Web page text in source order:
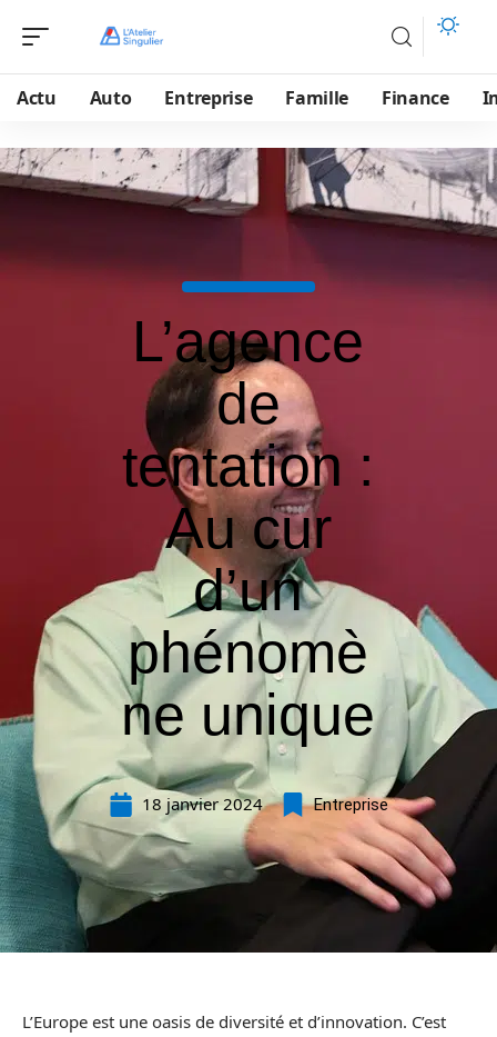
Actu Auto Entreprise Famille Finance
L’agence
de
tentation :
Au cur
d’un
phénomè
ne unique
18 janvier 2024 Entreprise
L’Europe est une oasis de diversité et d’innovation. C’est